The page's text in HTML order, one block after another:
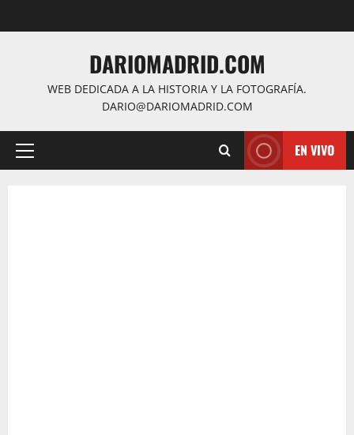
al
DARIOMADRID.COM
WEB DEDICADA A LA HISTORIA Y LA FOTOGRAFÍA.
DARIO@DARIOMADRID.COM
Menú
EN VIVO